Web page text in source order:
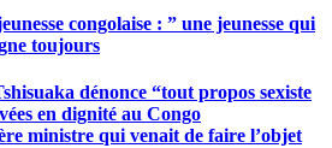
congolaise : ” une jeunesse qui
toujours
dénonce “tout propos sexiste
en dignité au Congo
ministre qui venait de faire l’objet